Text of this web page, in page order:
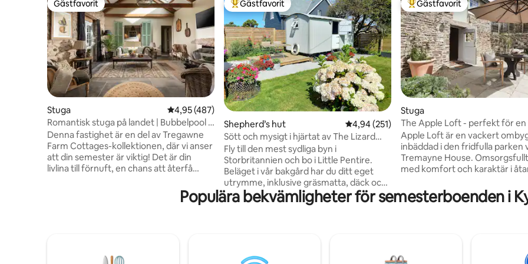
Gästfavorit
Gästfavorit
Stuga 4,95 av 5 i genomsnittligt betyg, 487 omdömen
4,95 (487)
Romantisk stuga på landet | Bubbelpool |
Bastu
Denna fastighet är en del av Tregawne
Farm Cottages-kollektionen, där vi anser
att din semester är viktig! Det är din
livlina till förnuft, en chans att återfå
en chans att stänga av och verkligen en
chans att uppleva det ovanliga. Den
fristad kommer att tilltala par som letar
Populär gästfavorit
Gästfavorit
Shepherd’s hut 4,94 av 5 i genomsnittligt betyg, 251
4,94 (251)
Sött och mysigt i hjärtat av The Lizard
Village
Fly till den mest sydliga byn i
Storbritannien och bo i Little Pentire.
Beläget i vår bakgård har du ditt eget
utrymme, inklusive gräsmatta, däck och
en hängmatta att koppla av i efter en dag
ute. The Hut har bra faciliteter, inklusive
och den berömda Kynance Cove.
Populär gästfavorit
Gästfavorit
Stuga
The Apple Loft - perfekt för en
tillflyktsort
Apple Loft är en vackert
inbäddad i den fridfulla parken
Tremayne House.
med komfort och karaktär i
en av Cornwalls mest
platser. Med sin privata
mellan Helford River och
Creek erbjuder det en fridfull
Populära bekvämligheter för semesterboenden i